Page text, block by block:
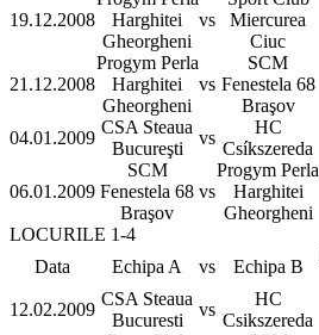
19.12.2008
Harghitei
Gheorgheni
vs
Miercurea
Ciuc
21.12.2008
Progym Perla
Harghitei
Gheorgheni
vs
SCM
Fenestela 68
Braşov
04.01.2009
CSA Steaua
Bucureşti
vs
HC
Csíkszereda
06.01.2009
SCM
Fenestela 68
Braşov
vs
Progym Perla
Harghitei
Gheorgheni
LOCURILE 1-4
Data
Echipa A vs Echipa B
12.02.2009
CSA Steaua
Bucuresti
vs
HC
Csikszereda